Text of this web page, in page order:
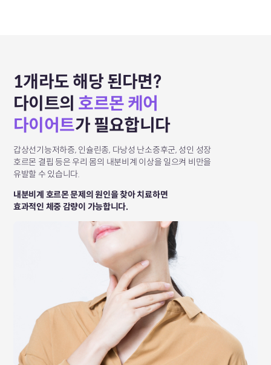
1개라도 해당 된다면?
다이트의 호르몬 케어
다이어트가 필요합니다
갑상선기능저하증, 인슐린종, 다낭성 난소증후군, 성인 성장
호르몬 결핍 등은 우리 몸의 내분비계 이상을 일으켜 비만을
유발할 수 있습니다.
내분비계 호르몬 문제의 원인을 찾아 치료하면
효과적인 체중 감량이 가능합니다.